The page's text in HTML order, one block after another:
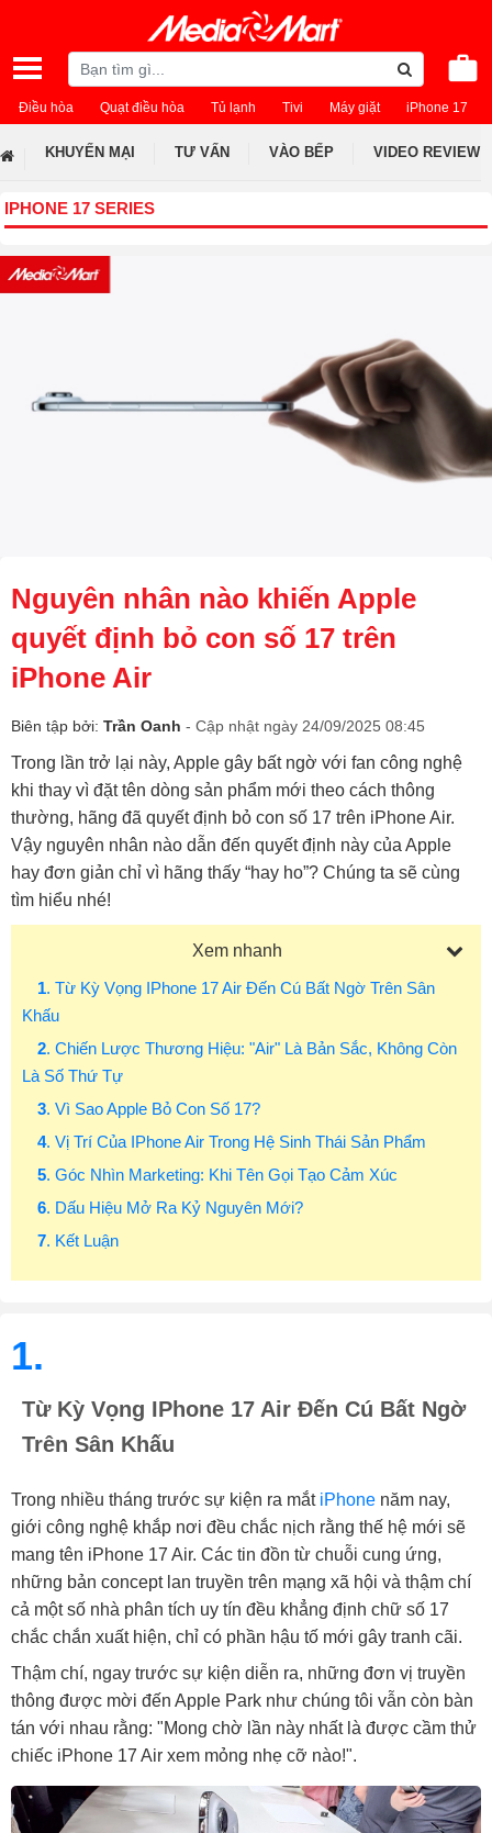
Điều hòa Quạt điều hòa Tủ lạnh Tivi Máy giặt iPhone 17
KHUYẾN MẠI TƯ VẤN VÀO BẾP VIDEO REVIEW
IPHONE 17 SERIES
Nguyên nhân nào khiến Apple
quyết định bỏ con số 17 trên
iPhone Air
Biên tập bởi: Trần Oanh - Cập nhật ngày 24/09/2025 08:45
Trong lần trở lại này, Apple gây bất ngờ với fan công nghệ
khi thay vì đặt tên dòng sản phẩm mới theo cách thông
thường, hãng đã quyết định bỏ con số 17 trên iPhone Air.
Vậy nguyên nhân nào dẫn đến quyết định này của Apple
hay đơn giản chỉ vì hãng thấy “hay ho”? Chúng ta sẽ cùng
tìm hiểu nhé!
Xem nhanh
1. Từ Kỳ Vọng IPhone 17 Air Đến Cú Bất Ngờ Trên Sân
Khấu
2. Chiến Lược Thương Hiệu: "Air" Là Bản Sắc, Không Còn
Là Số Thứ Tự
3. Vì Sao Apple Bỏ Con Số 17?
4. Vị Trí Của IPhone Air Trong Hệ Sinh Thái Sản Phẩm
5. Góc Nhìn Marketing: Khi Tên Gọi Tạo Cảm Xúc
6. Dấu Hiệu Mở Ra Kỷ Nguyên Mới?
7. Kết Luận
1.
Từ Kỳ Vọng IPhone 17 Air Đến Cú Bất Ngờ
Trên Sân Khấu
Trong nhiều tháng trước sự kiện ra mắt iPhone năm nay,
giới công nghệ khắp nơi đều chắc nịch rằng thế hệ mới sẽ
mang tên iPhone 17 Air. Các tin đồn từ chuỗi cung ứng,
những bản concept lan truyền trên mạng xã hội và thậm chí
cả một số nhà phân tích uy tín đều khẳng định chữ số 17
chắc chắn xuất hiện, chỉ có phần hậu tố mới gây tranh cãi.
Thậm chí, ngay trước sự kiện diễn ra, những đơn vị truyền
thông được mời đến Apple Park như chúng tôi vẫn còn bàn
tán với nhau rằng: "Mong chờ lần này nhất là được cầm thử
chiếc iPhone 17 Air xem mỏng nhẹ cỡ nào!".